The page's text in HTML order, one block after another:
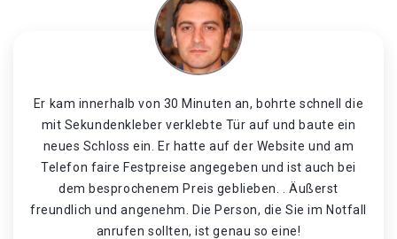
Er kam innerhalb von 30 Minuten an, bohrte schnell die
mit Sekundenkleber verklebte Tür auf und baute ein
neues Schloss ein. Er hatte auf der Website und am
Telefon faire Festpreise angegeben und ist auch bei
dem besprochenem Preis geblieben. . Äußerst
freundlich und angenehm. Die Person, die Sie im Notfall
anrufen sollten, ist genau so eine!